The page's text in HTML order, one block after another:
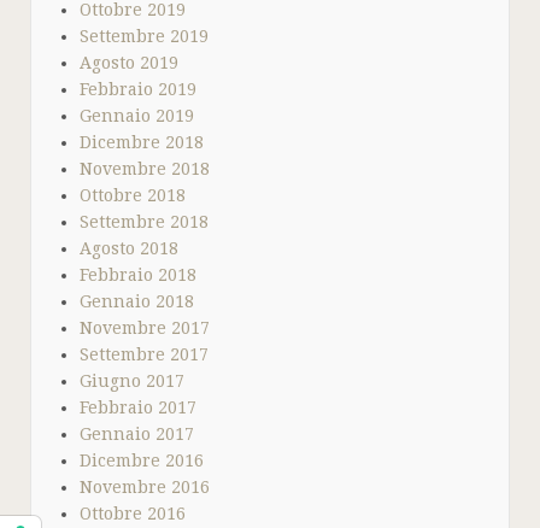
Ottobre 2019
Settembre 2019
Agosto 2019
Febbraio 2019
Gennaio 2019
Dicembre 2018
Novembre 2018
Ottobre 2018
Settembre 2018
Agosto 2018
Febbraio 2018
Gennaio 2018
Novembre 2017
Settembre 2017
Giugno 2017
Febbraio 2017
Gennaio 2017
Dicembre 2016
Novembre 2016
Ottobre 2016